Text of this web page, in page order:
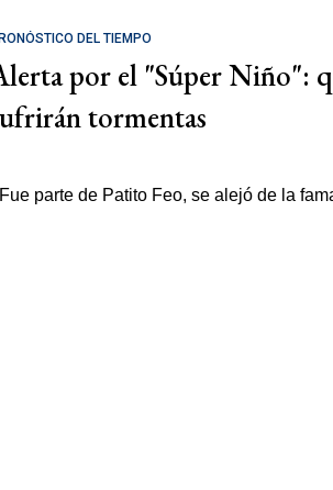
DEL TIEMPO
por el "Súper Niño":
tormentas